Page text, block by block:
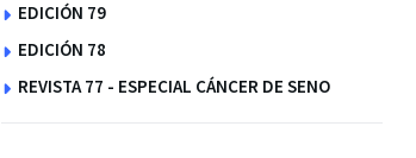
EDICIÓN 79
EDICIÓN 78
REVISTA 77 - ESPECIAL CÁNCER DE SENO